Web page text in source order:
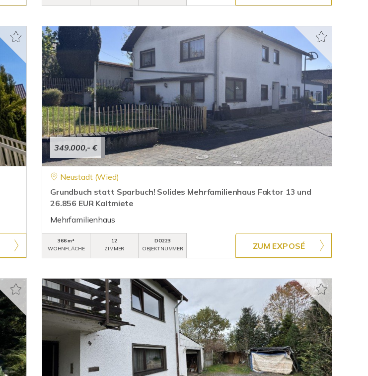
349.000,- €
Neustadt (Wied)
Grundbuch statt Sparbuch! Solides Mehrfamilienhaus Faktor 13 und
26.856 EUR Kaltmiete
Mehrfamilienhaus
366 m²
WOHNFLÄCHE
12
ZIMMER
DO223
OBJEKTNUMMER
ZUM EXPOSÉ